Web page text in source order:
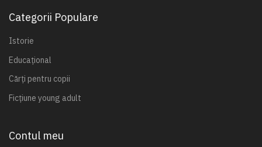
Categorii Populare
Istorie
Educațional
Cărți pentru copii
Ficțiune young adult
Contul meu